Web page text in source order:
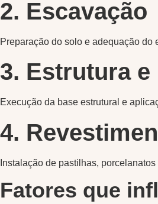
2. Escavação
Preparação do solo e adequação do
3. Estrutura
Execução da base estrutural e
4.
Instalação de pastilhas,
Fatores que